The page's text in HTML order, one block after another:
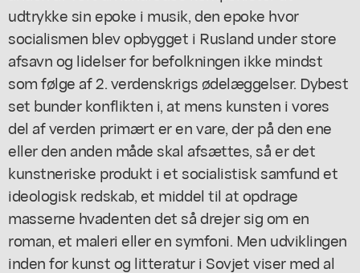
udtrykke sin epoke i musik, den epoke hvor
socialismen blev opbygget i Rusland under store
afsavn og lidelser for befolkningen ikke mindst
som følge af 2. verdenskrigs ødelæggelser. Dybest
set bunder konflikten i, at mens kunsten i vores
del af verden primært er en vare, der på den ene
eller den anden måde skal afsættes, så er det
kunstneriske produkt i et socialistisk samfund et
ideologisk redskab, et middel til at opdrage
masserne hvadenten det så drejer sig om en
roman, et maleri eller en symfoni. Men udviklingen
inden for kunst og litteratur i Sovjet viser med al